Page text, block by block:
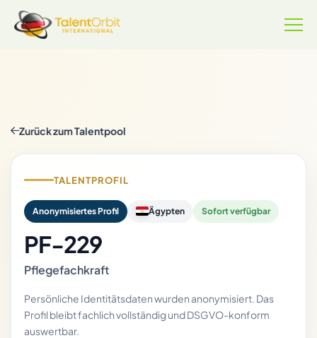
Zurück zum Talentpool
TALENTPROFIL
Anonymisiertes Profil Ägypten Sofort verfügbar
PF-229
Pflegefachkraft
Persönliche Identitätsdaten wurden anonymisiert. Das
Profil bleibt fachlich vollständig und DSGVO-konform
auswertbar.